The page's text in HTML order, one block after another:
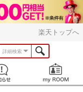
楽天トップへ
詳細検索
お知らせ